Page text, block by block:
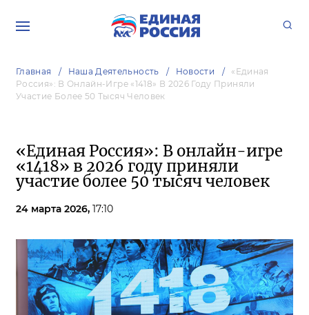
Главная Наша Деятельность Новости
«Единая
Россия»: В Онлайн-Игре «1418» В 2026 Году Приняли
Участие Более 50 Тысяч Человек
«Единая Россия»: В онлайн-игре
«1418» в 2026 году приняли
участие более 50 тысяч человек
24 марта 2026, 17:10